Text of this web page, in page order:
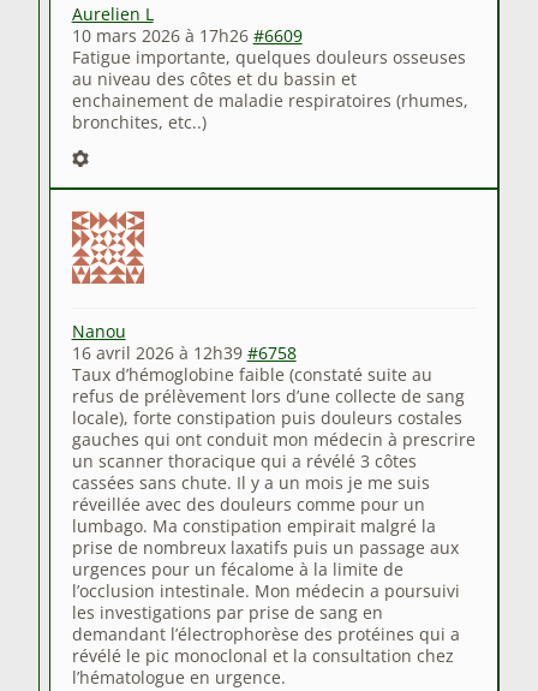
Aurelien L
10 mars 2026 à 17h26 #6609
Fatigue importante, quelques douleurs osseuses
au niveau des côtes et du bassin et
enchainement de maladie respiratoires (rhumes,
bronchites, etc..)
Nanou
16 avril 2026 à 12h39 #6758
Taux d’hémoglobine faible (constaté suite au
refus de prélèvement lors d’une collecte de sang
locale), forte constipation puis douleurs costales
gauches qui ont conduit mon médecin à prescrire
un scanner thoracique qui a révélé 3 côtes
cassées sans chute. Il y a un mois je me suis
réveillée avec des douleurs comme pour un
lumbago. Ma constipation empirait malgré la
prise de nombreux laxatifs puis un passage aux
urgences pour un fécalome à la limite de
l’occlusion intestinale. Mon médecin a poursuivi
les investigations par prise de sang en
demandant l’électrophorèse des protéines qui a
révélé le pic monoclonal et la consultation chez
l’hématologue en urgence.